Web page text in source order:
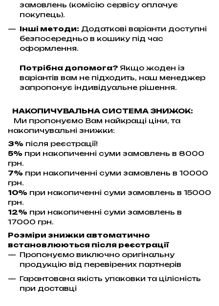
замовлень (комісію сервісу оплачує
покупець).
Інші методи: Додаткові варіанти доступні
безпосередньо в кошику під час
оформлення.
Потрібна допомога? Якщо жоден із
варіантів вам не підходить, наш менеджер
запропонує індивідуальне рішення.
НАКОПИЧУВАЛЬНА СИСТЕМА ЗНИЖОК:
Ми пропонуємо Вам найкращі ціни, та
накопичувальні знижки:
3% після реєстрації!
5% при накопиченні суми замовлень в 8000
грн.
7% при накопиченні суми замовлень в 10000
грн.
10% при накопиченні суми замовлень в 15000
грн.
12% при накопиченні суми замовлень в
17000 грн.
Розміри знижки автоматично
встановлюються після реєстрації
Пропонуємо виключно оригінальну
продукцію від перевірених партнерів
Гарантована якість упаковки та цілісність
при доставці